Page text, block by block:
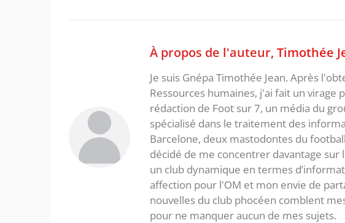
À propos de l'auteur, Timothée
Je suis Gnépa Timothée Jean. Après
Ressources humaines, j'ai fait un
rédaction de Foot sur 7, un média du
spécialisé dans le traitement des
Barcelone, deux mastodontes du
décidé de me concentrer davantage
un club dynamique en termes
affection pour l'OM et mon envie de
nouvelles du club phocéen comblent
pour ne manquer aucun de mes sujets.